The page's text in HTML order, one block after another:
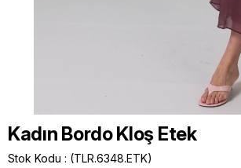
Kadın Bordo Kloş Etek
Stok Kodu (TLR.6348.ETK)